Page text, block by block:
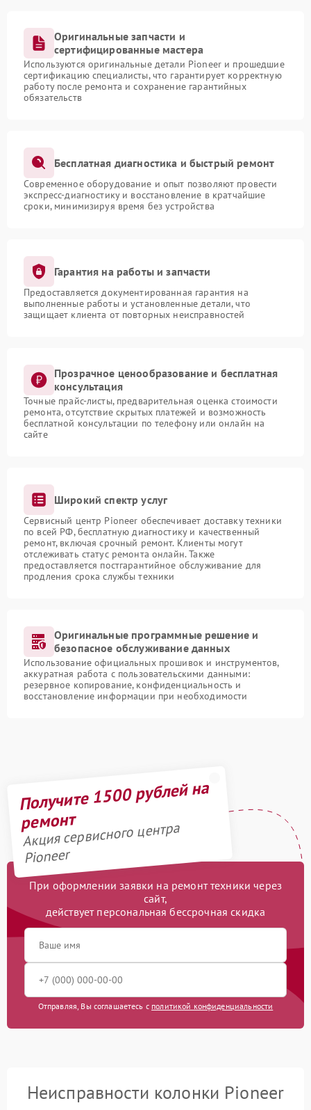
Оригинальные запчасти и
сертифицированные мастера
Используются оригинальные детали Pioneer и прошедшие
сертификацию специалисты, что гарантирует корректную
работу после ремонта и сохранение гарантийных
обязательств
Бесплатная диагностика и быстрый ремонт
Современное оборудование и опыт позволяют провести
экспресс-диагностику и восстановление в кратчайшие
сроки, минимизируя время без устройства
Гарантия на работы и запчасти
Предоставляется документированная гарантия на
выполненные работы и установленные детали, что
защищает клиента от повторных неисправностей
Прозрачное ценообразование и бесплатная
консультация
Точные прайс-листы, предварительная оценка стоимости
ремонта, отсутствие скрытых платежей и возможность
бесплатной консультации по телефону или онлайн на
сайте
Широкий спектр услуг
Сервисный центр Pioneer обеспечивает доставку техники
по всей РФ, бесплатную диагностику и качественный
ремонт, включая срочный ремонт. Клиенты могут
отслеживать статус ремонта онлайн. Также
предоставляется постгарантийное обслуживание для
продления срока службы техники
Оригинальные программные решение и
безопасное обслуживание данных
Использование официальных прошивок и инструментов,
аккуратная работа с пользовательскими данными:
резервное копирование, конфиденциальность и
восстановление информации при необходимости
Получите 1500 рублей на
ремонт
Акция сервисного центра
Pioneer
При оформлении заявки на ремонт техники через
сайт,
действует персональная бессрочная скидка
Отправляя, Вы соглашаетесь с политикой конфиденциальности
Неисправности колонки Pioneer